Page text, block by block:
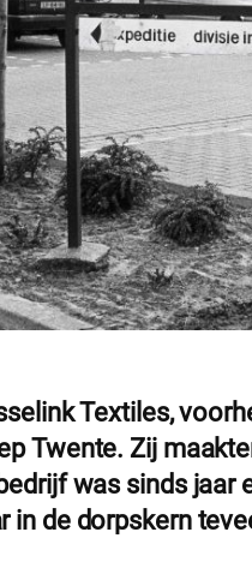
Textiles,
Twente. Zij
was sinds jaar
in de dorpskern